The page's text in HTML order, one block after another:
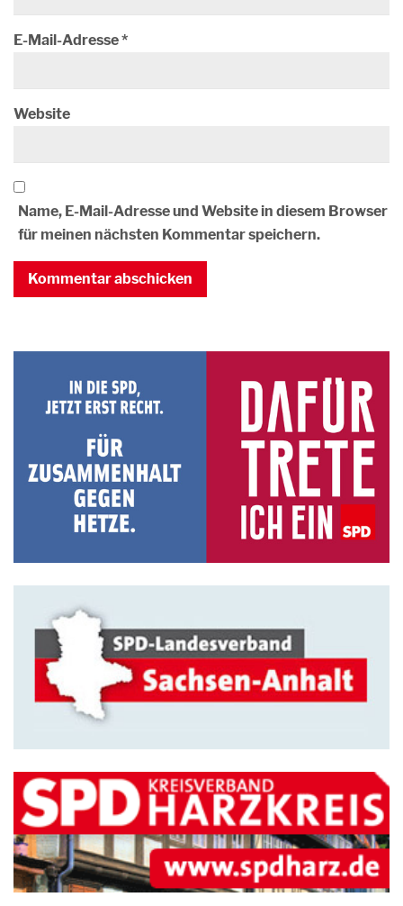
E-Mail-Adresse*
Website
Name, E-Mail-Adresse und Website in diesem Browser
für meinen nächsten Kommentar speichern.